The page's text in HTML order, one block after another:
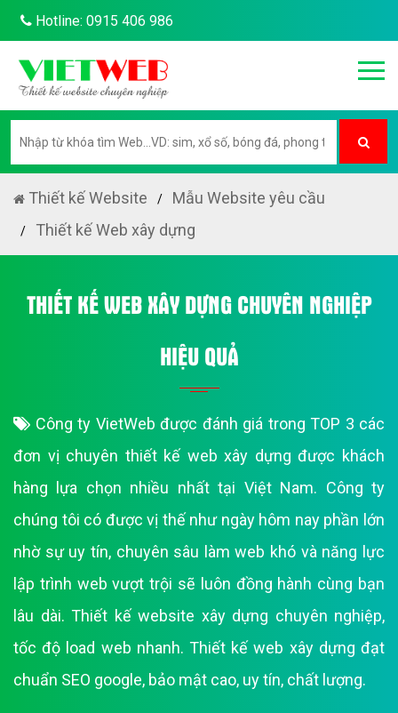
Hotline: 0915 406 986
Thiết kế Website
Mẫu Website yêu cầu
Thiết kế Web xây dựng
THIẾT KẾ WEB XÂY DỰNG CHUYÊN NGHIỆP
HIỆU QUẢ
Công ty VietWeb được đánh giá trong TOP 3 các
đơn vị chuyên thiết kế web xây dựng được khách
hàng lựa chọn nhiều nhất tại Việt Nam. Công ty
chúng tôi có được vị thế như ngày hôm nay phần lớn
nhờ sự uy tín, chuyên sâu làm web khó và năng lực
lập trình web vượt trội sẽ luôn đồng hành cùng bạn
lâu dài. Thiết kế website xây dựng chuyên nghiệp,
tốc độ load web nhanh. Thiết kế web xây dựng đạt
chuẩn SEO google, bảo mật cao, uy tín, chất lượng.